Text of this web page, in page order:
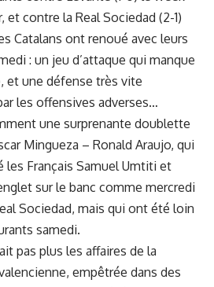
et contre la Real Sociedad (2-1)
Catalans ont renoué avec leurs
: un jeu d’attaque qui manque
et une défense très vite
les offensives adverses…
une surprenante doublette
Mingueza – Ronald Araujo, qui
les Français Samuel Umtiti et
sur le banc comme mercredi
Sociedad, mais qui ont été loin
samedi.
pas plus les affaires de la
empêtrée dans des